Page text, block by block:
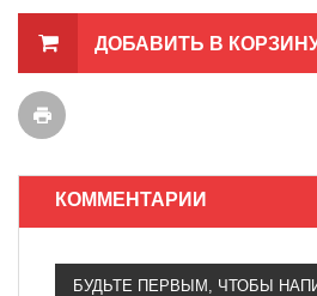
ДОБАВИТЬ В
КОММЕНТАРИИ
БУДЬТЕ ПЕРВЫМ, ЧТОБЫ